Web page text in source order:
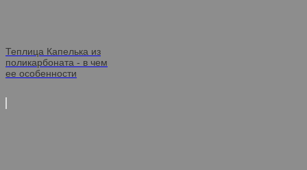
Теплица Капелька из
поликарбоната - в чем
ее особенности